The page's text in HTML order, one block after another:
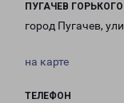
ПУГАЧЕВ ГОРЬКОГО
город Пугачев,
на карте
ТЕЛЕФОН